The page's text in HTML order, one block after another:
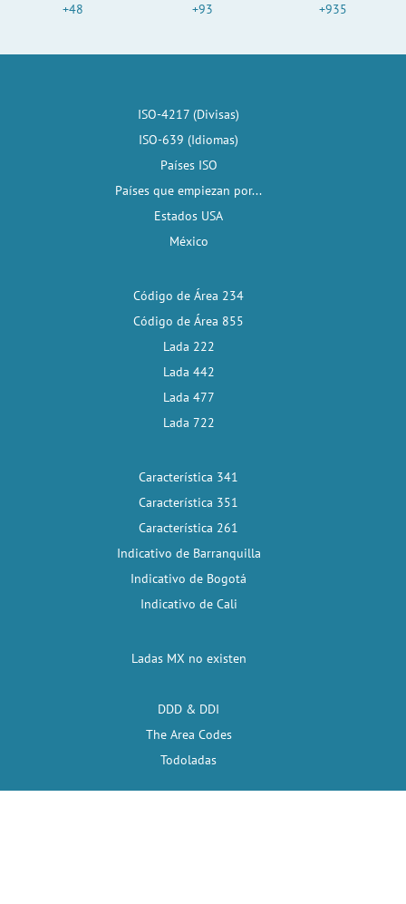
+48
+93
+935
ISO-4217 (Divisas)
ISO-639 (Idiomas)
Países ISO
Países que empiezan por...
Estados USA
México
Código de Área 234
Código de Área 855
Lada 222
Lada 442
Lada 477
Lada 722
Característica 341
Característica 351
Característica 261
Indicativo de Barranquilla
Indicativo de Bogotá
Indicativo de Cali
Ladas MX no existen
DDD & DDI
The Area Codes
Todoladas